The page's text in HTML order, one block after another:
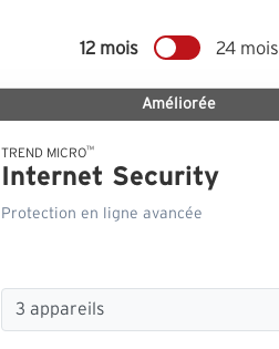
12 mois 24 mois
Améliorée
TREND MICRO™
Internet Security
Protection en ligne avancée